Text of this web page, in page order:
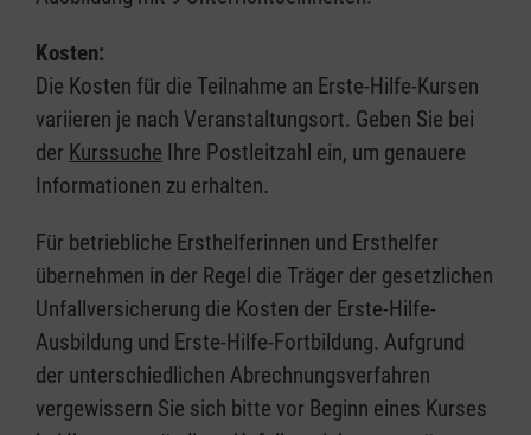
Kosten:
Die Kosten für die Teilnahme an Erste-Hilfe-Kursen
variieren je nach Veranstaltungsort. Geben Sie bei
der Kurssuche Ihre Postleitzahl ein, um genauere
Informationen zu erhalten.
Für betriebliche Ersthelferinnen und Ersthelfer
übernehmen in der Regel die Träger der gesetzlichen
Unfallversicherung die Kosten der Erste-Hilfe-
Ausbildung und Erste-Hilfe-Fortbildung. Aufgrund
der unterschiedlichen Abrechnungsverfahren
vergewissern Sie sich bitte vor Beginn eines Kurses